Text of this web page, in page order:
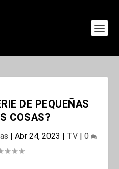
DE PEQUEÑAS
COSAS?
| Abr 24, 2023 | TV | 0